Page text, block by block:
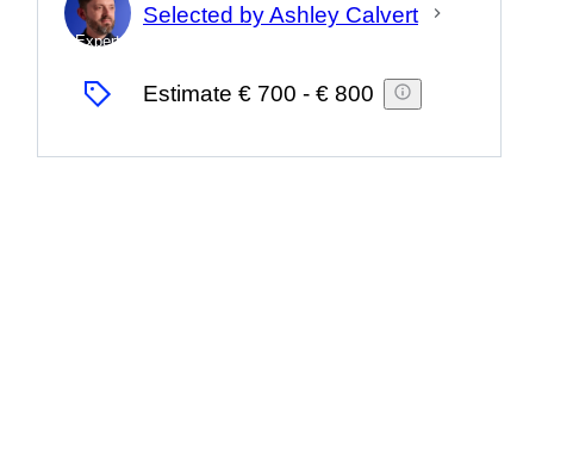
Expert
Selected by Ashley Calvert
Estimate € 700 - € 800